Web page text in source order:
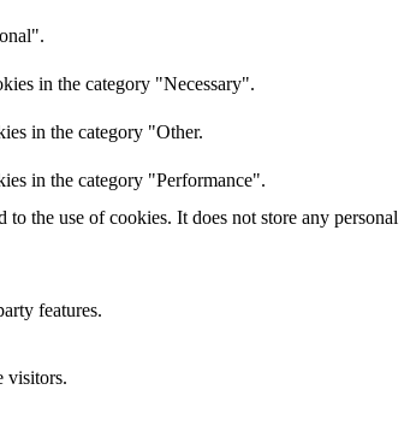
in the category "Necessary".
in the category "Other.
in the category "Performance".
the use of cookies. It does not store any personal
features.
visitors.